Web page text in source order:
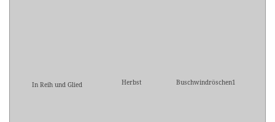
In Reih und Glied Herbst Buschwindröschen1